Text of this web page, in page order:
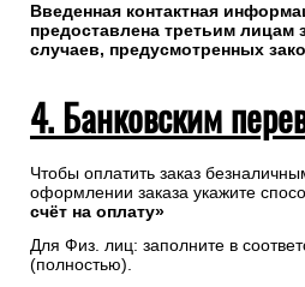
Введенная контактная
предоставлена третьим лицам
случаев, предусмотренных
4. Банковским
Чтобы оплатить заказ
оформлении заказа укажите
счёт на оплату»
Для Физ. лиц: заполните в
(полностью).